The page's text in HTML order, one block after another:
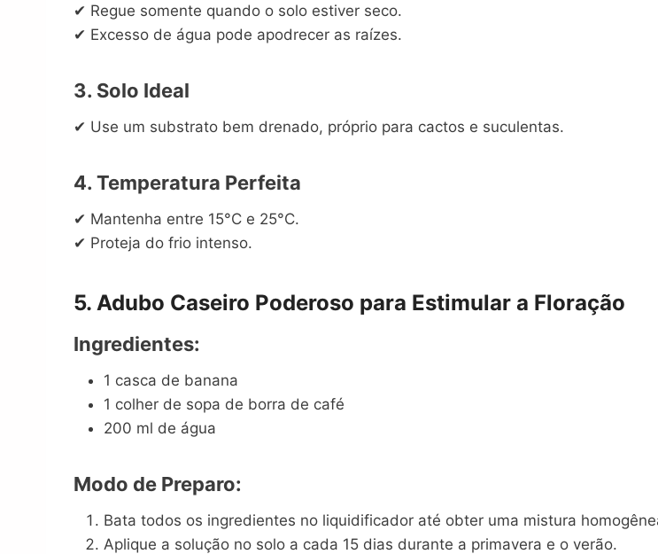
✔ Regue somente quando o solo estiver seco.
✔ Excesso de água pode apodrecer as raízes.
3. Solo Ideal
✔ Use um substrato bem drenado, próprio para cactos e suculentas.
4. Temperatura Perfeita
✔ Mantenha entre 15°C e 25°C.
✔ Proteja do frio intenso.
5. Adubo Caseiro Poderoso para Estimular a Floração
Ingredientes:
1 casca de banana
1 colher de sopa de borra de café
200 ml de água
Modo de Preparo:
Bata todos os ingredientes no liquidificador até obter uma mistura
Aplique a solução no solo a cada 15 dias durante a primavera e o verão.